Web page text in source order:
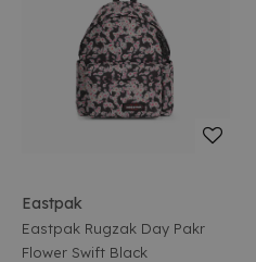
Eastpak
Eastpak Rugzak Day Pakr
Flower Swift Black